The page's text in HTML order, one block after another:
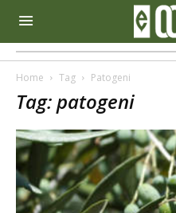
Home Tag Patogeni
Tag: patogeni